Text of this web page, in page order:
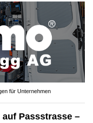
für Unternehmen
Passstrasse –